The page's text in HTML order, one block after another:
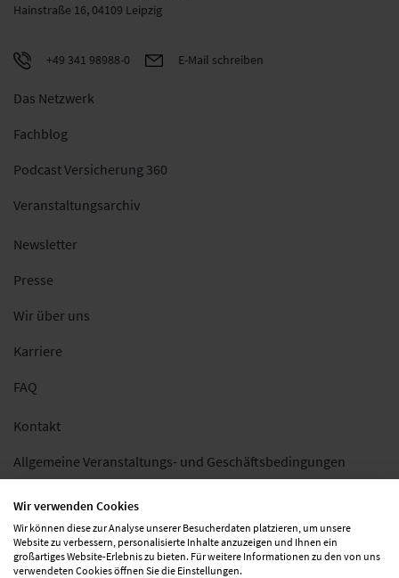
Hainstraße 16, 04109 Leipzig
+49 341 98988-0 E-Mail schreiben
Das Netzwerk
Fachblog
Podcast Versicherung 360
Veranstaltungsarchiv
Newsletter
Presse
Wir über uns
Karriere
FAQ
Kontakt
Allgemeine Veranstaltungs- und Geschäftsbedingungen
Impressum
Datenschutz
Folgen Sie uns
Wir verwenden Cookies
Wir können diese zur Analyse unserer Besucherdaten platzieren, um unsere
Website zu verbessern, personalisierte Inhalte anzuzeigen und Ihnen ein
großartiges Website-Erlebnis zu bieten. Für weitere Informationen zu den von uns
verwendeten Cookies öffnen Sie die Einstellungen.